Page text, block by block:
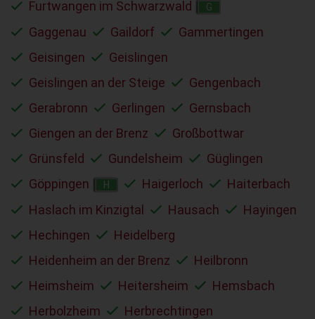
Furtwangen im Schwarzwald G
Gaggenau Gaildorf
Gammertingen
Geisingen
Geislingen
Geislingen an der Steige
Gengenbach
Gerabronn
Gerlingen
Gernsbach
Giengen an der Brenz
Großbottwar
Grünsfeld
Gundelsheim
Güglingen
Göppingen
H Haigerloch
Haiterbach
Haslach im Kinzigtal
Hausach
Hayingen
Hechingen
Heidelberg
Heidenheim an der Brenz
Heilbronn
Heimsheim
Heitersheim
Hemsbach
Herbolzheim
Herbrechtingen